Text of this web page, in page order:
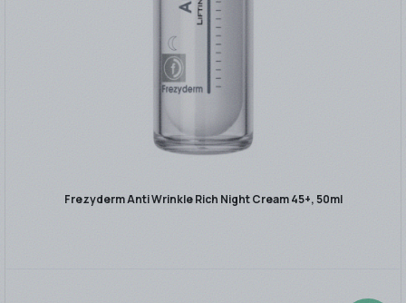
Frezyderm Anti Wrinkle Rich Night Cream 45+, 50ml